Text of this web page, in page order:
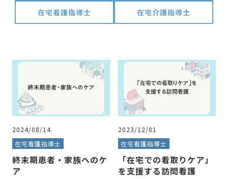
在宅看護指導士 在宅介護指導士
2024/08/14
在宅看護指導士
終末期患者・家族へのケ
ア
2023/12/01
在宅看護指導士
「在宅での看取りケア」
を支援する訪問看護